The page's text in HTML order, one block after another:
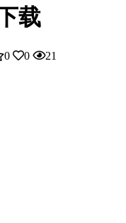
载
0 0 21